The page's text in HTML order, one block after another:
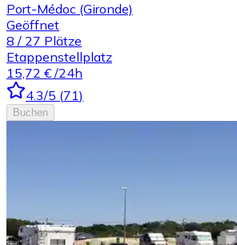
Port-Médoc (Gironde)
Geöffnet
8 / 27 Plätze
Etappenstellplatz
15,72 € /24h
4.3/5 (71)
Buchen